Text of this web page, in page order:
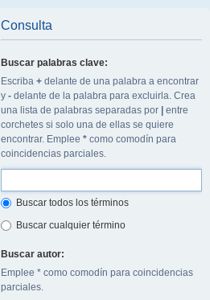
Consulta
Buscar palabras clave:
Escriba + delante de una palabra a encontrar
y - delante de la palabra para excluirla. Crea
una lista de palabras separadas por
entre
corchetes si solo una de ellas se quiere
encontrar. Emplee * como comodín para
coincidencias parciales.
Buscar todos los términos
Buscar cualquier término
Buscar autor:
Emplee * como comodín para coincidencias
parciales.